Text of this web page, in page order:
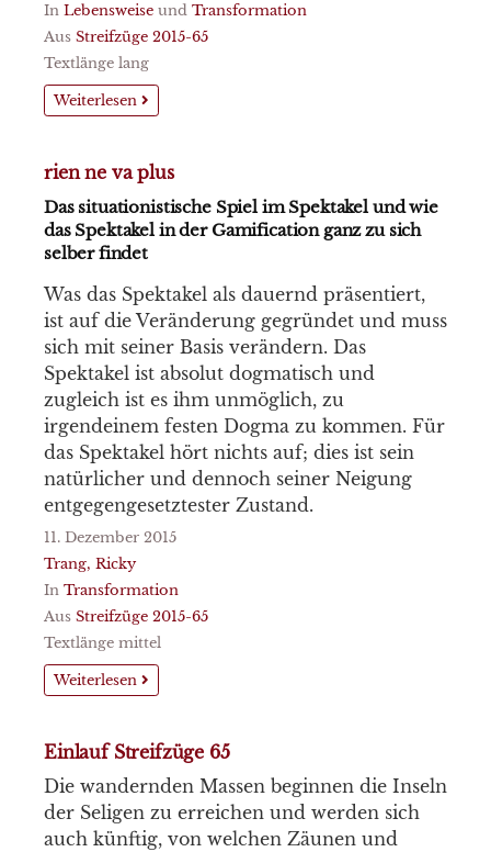
In Lebensweise und Transformation
Aus Streifzüge 2015-65
Textlänge lang
Weiterlesen
rien ne va plus
Das situationistische Spiel im Spektakel und wie
das Spektakel in der Gamification ganz zu sich
selber findet
Was das Spektakel als dauernd präsentiert,
ist auf die Veränderung gegründet und muss
sich mit seiner Basis verändern. Das
Spektakel ist absolut dogmatisch und
zugleich ist es ihm unmöglich, zu
irgendeinem festen Dogma zu kommen. Für
das Spektakel hört nichts auf; dies ist sein
natürlicher und dennoch seiner Neigung
entgegengesetztester Zustand.
11. Dezember 2015
Trang, Ricky
In Transformation
Aus Streifzüge 2015-65
Textlänge mittel
Weiterlesen
Einlauf Streifzüge 65
Die wandernden Massen beginnen die Inseln
der Seligen zu erreichen und werden sich
auch künftig, von welchen Zäunen und